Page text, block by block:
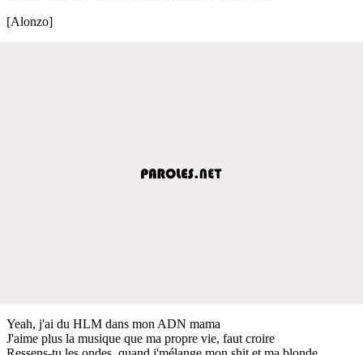
[Alonzo]
Yeah, j'ai du HLM dans mon ADN mama
J'aime plus la musique que ma propre vie, faut croire